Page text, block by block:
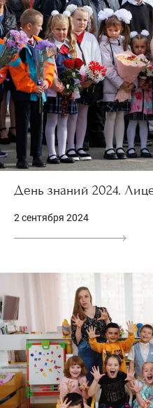
День знаний 2024.
2 сентября 2024